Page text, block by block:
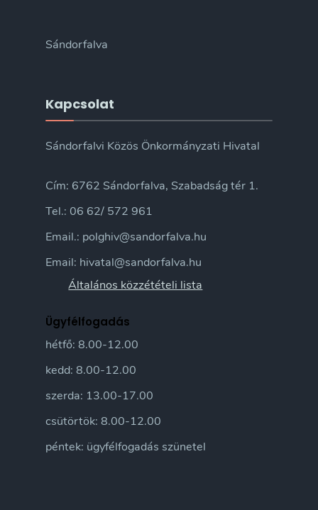
Sándorfalva
Kapcsolat
Sándorfalvi Közös Önkormányzati Hivatal
Cím: 6762 Sándorfalva, Szabadság tér 1.
Tel.: 06 62/ 572 961
Email.: polghiv@sandorfalva.hu
Email: hivatal@sandorfalva.hu
Általános közzétételi lista
Ügyfélfogadás
hétfő: 8.00-12.00
kedd: 8.00-12.00
szerda: 13.00-17.00
csütörtök: 8.00-12.00
péntek: ügyfélfogadás szünetel